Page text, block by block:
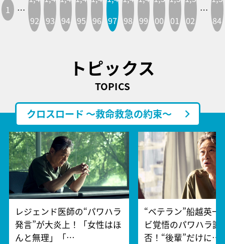
1 …
92
93 94 95 96 97 98 99 00 01
02
…
84
トピックス
TOPICS
クロスロード ～救命救急の約束～
レジェンド医師の“パワハラ
発言”が大炎上！「女性はほ
んと無理」「…
“ベテラン”船越英一
ビ覚悟のパワハラ謝
否！“後輩”だけに…